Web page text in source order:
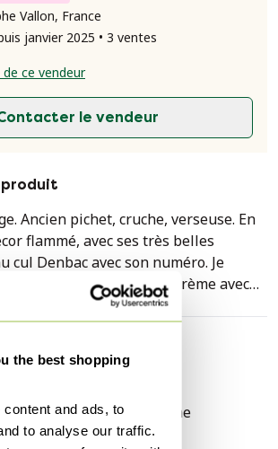
the best shopping
and ads, to
to analyse our traffic.
Vallon, France
janvier 2025 • 3 ventes
ce vendeur
le vendeur
produit
Ancien pichet, cruche, verseuse. En
flammé, avec ses très belles
cul Denbac avec son numéro. Je
de la signature. Couleur crème avec
et chocolat. Epoque Art Déco. Une
faite pour la décoration
ou japandi. Le pichet peut
H : 19.5 cm
Marron, Taupe, Crème